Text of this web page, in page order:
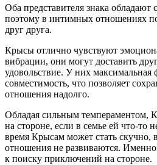
Оба представителя знака обладают
поэтому в интимных отношениях
друг друга.
Крысы отлично чувствуют
вибрации, они могут доставить
удовольствие. У них максимальная
совместимость, что позволяет
отношения надолго.
Обладая сильным темпераментом,
на стороне, если в семье ей что-то
время Крысам может стать скучно,
отношения не развиваются.
к поиску приключений на стороне.